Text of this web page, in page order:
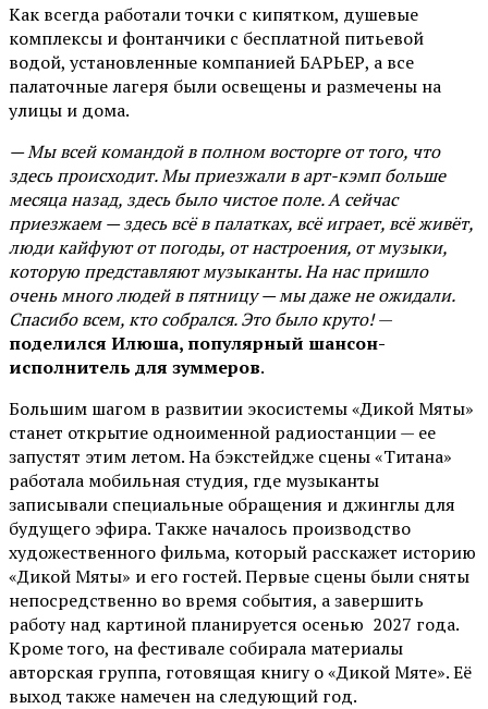
Как всегда работали точки с кипятком, душевые
комплексы и фонтанчики с бесплатной питьевой
водой, установленные компанией БАРЬЕР, а все
палаточные лагеря были освещены и размечены на
улицы и дома.
— Мы всей командой в полном восторге от того, что
здесь происходит. Мы приезжали в арт-кэмп больше
месяца назад, здесь было чистое поле. А сейчас
приезжаем — здесь всё в палатках, всё играет, всё живёт,
люди кайфуют от погоды, от настроения, от музыки,
которую представляют музыканты. На нас пришло
очень много людей в пятницу — мы даже не ожидали.
Спасибо всем, кто собрался. Это было круто!—
поделился Илюша, популярный шансон-
исполнитель для зуммеров.
Большим шагом в развитии экосистемы «Дикой Мяты»
станет открытие одноименной радиостанции — ее
запустят этим летом. На бэкстейдже сцены «Титана»
работала мобильная студия, где музыканты
записывали специальные обращения и джинглы для
будущего эфира. Также началось производство
художественного фильма, который расскажет историю
«Дикой Мяты» и его гостей. Первые сцены были сняты
непосредственно во время события, а завершить
работу над картиной планируется осенью 2027 года.
Кроме того, на фестивале собирала материалы
авторская группа, готовящая книгу о «Дикой Мяте». Её
выход также намечен на следующий год.